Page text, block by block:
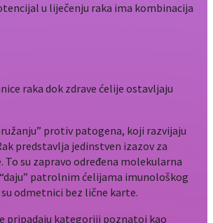
u liječenju raka ima kombinacija
raka dok zdrave ćelije ostavljaju
protiv patogena, koji razvijaju
predstavlja jedinstven izazov za
su zapravo određena molekularna
patrolnim ćelijama imunološkog
odmetnici bez lične karte.
pripadaju kategoriji poznatoj kao